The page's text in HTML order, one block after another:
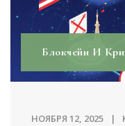
Блокчейн И
НОЯБРЯ 12, 2025